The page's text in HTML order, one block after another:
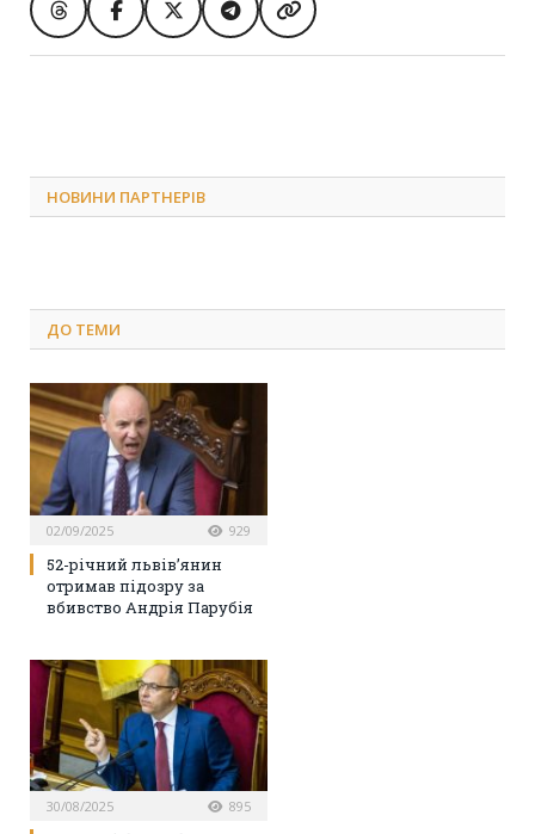
НОВИНИ ПАРТНЕРІВ
ДО ТЕМИ
02/09/2025 929
52-річний львів’янин
отримав підозру за
вбивство Андрія Парубія
30/08/2025 895